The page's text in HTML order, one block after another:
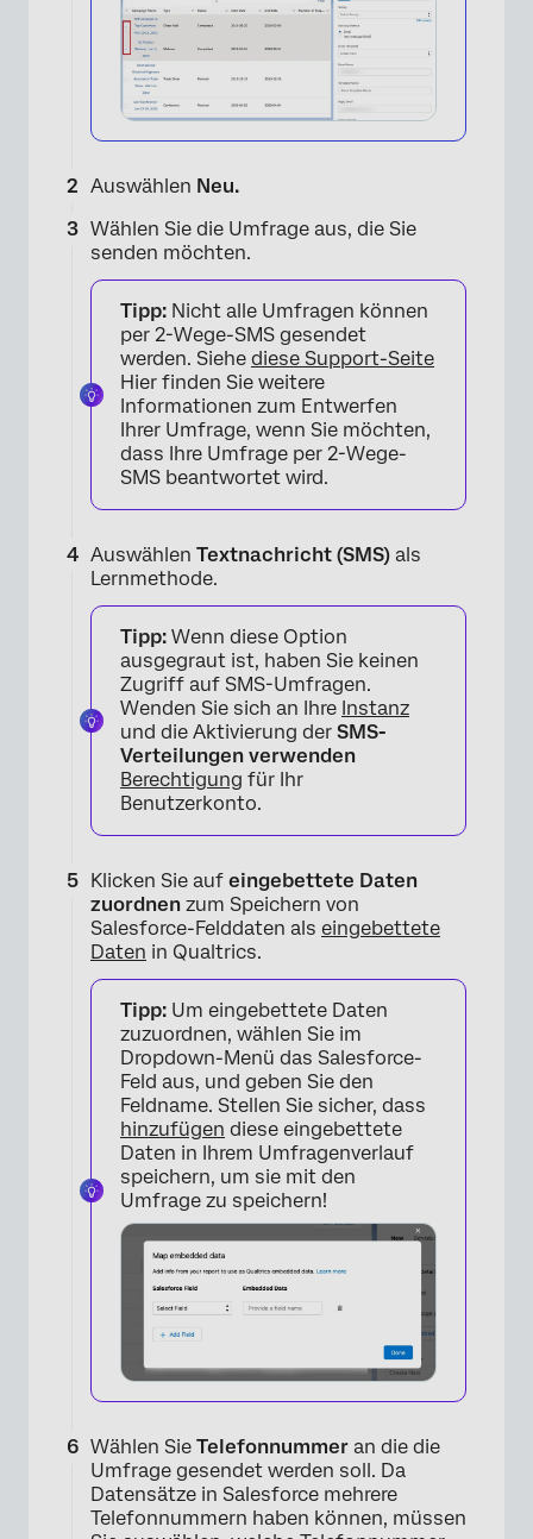
Auswählen Neu.
Wählen Sie die Umfrage aus, die Sie
senden möchten.
Tipp: Nicht alle Umfragen können
per 2-Wege-SMS gesendet
werden. Siehe diese Support-Seite
Hier finden Sie weitere
Informationen zum Entwerfen
Ihrer Umfrage, wenn Sie möchten,
dass Ihre Umfrage per 2-Wege-
SMS beantwortet wird.
Auswählen Textnachricht (SMS) als
Lernmethode.
Tipp: Wenn diese Option
ausgegraut ist, haben Sie keinen
Zugriff auf SMS-Umfragen.
Wenden Sie sich an Ihre Instanz
und die Aktivierung der SMS-
Verteilungen verwenden
Berechtigung für Ihr
Benutzerkonto.
Klicken Sie auf eingebettete Daten
zuordnen zum Speichern von
Salesforce-Felddaten als eingebettete
Daten in Qualtrics.
Tipp: Um eingebettete Daten
zuzuordnen, wählen Sie im
Dropdown-Menü das Salesforce-
Feld aus, und geben Sie den
Feldname. Stellen Sie sicher, dass
hinzufügen diese eingebettete
Daten in Ihrem Umfragenverlauf
speichern, um sie mit den
Umfrage zu speichern!
Wählen Sie Telefonnummer an die die
Umfrage gesendet werden soll. Da
Datensätze in Salesforce mehrere
Telefonnummern haben können, müssen